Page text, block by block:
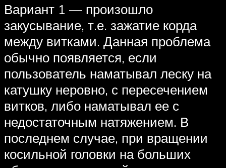
Вариант 1 — произошло
закусывание, т.е. зажатие корда
между витками. Данная проблема
обычно появляется, если
пользователь наматывал леску на
катушку неровно, с пересечением
витков, либо наматывал ее с
недостаточным натяжением. В
последнем случае, при вращении
косильной головки на больших